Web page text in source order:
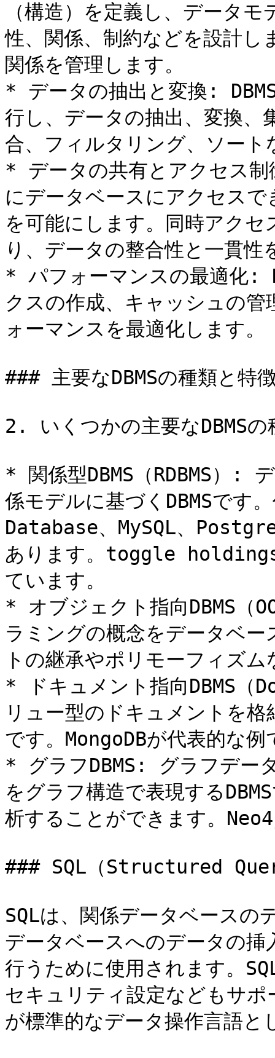
（構造）を定義し、データ
性、関係、制約などを設計し
関係を管理します。
* データの抽出と変換:
行し、データの抽出、変換、
合、フィルタリング、ソー
* データの共有とアクセス制
にデータベースにアクセス
を可能にします。同時アク
り、データの整合性と一貫性
* パフォーマンスの最適化:
クスの作成、キャッシュの
ォーマンスを最適化します。
### 主要なDBMSの種類と特
2. いくつかの主要なDBMS
* 関係型DBMS（RDBMS）:
係モデルに基づくDBMSです
Database、MySQL、
あります。toggle holdings
ています。
* オブジェクト指向DBMS（
ラミングの概念をデータベー
トの継承やポリモーフィズ
* ドキュメント指向DBMS（
リュー型のドキュメントを格
です。MongoDBが代表的な例
* グラフDBMS: グラフデー
をグラフ構造で表現する
析することができます。
### SQL（Structured
SQLは、関係データベースの
データベースへのデータの挿
行うために使用されます。
セキュリティ設定などもサポ
が標準的なデータ操作言語と